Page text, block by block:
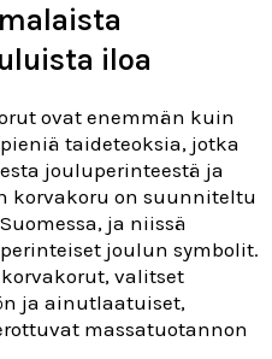
iloa
ovat enemmän kuin
taideteoksia, jotka
jouluperinteestä ja
korvakoru on suunniteltu
ja niissä
joulun symbolit.
valitset
ja ainutlaatuiset,
massatuotannon